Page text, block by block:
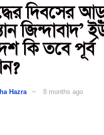
দিবসের
জিন্দাবাদ’
কি তবে পূর্ব
Hazra 8 months ago